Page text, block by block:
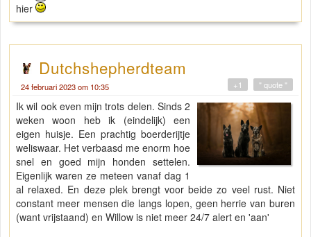
hier
Dutchshepherdteam
24 februari 2023 om 10:35 " quote "
+1
Ik wil ook even mijn trots delen. Sinds 2
weken woon heb ik (eindelijk) een
eigen huisje. Een prachtig boerderijtje
weliswaar. Het verbaasd me enorm hoe
snel en goed mijn honden settelen.
Eigenlijk waren ze meteen vanaf dag 1
al relaxed. En deze plek brengt voor beide zo veel rust. Niet
constant meer mensen die langs lopen, geen herrie van buren
(want vrijstaand) en Willow is niet meer 24/7 alert en 'aan'